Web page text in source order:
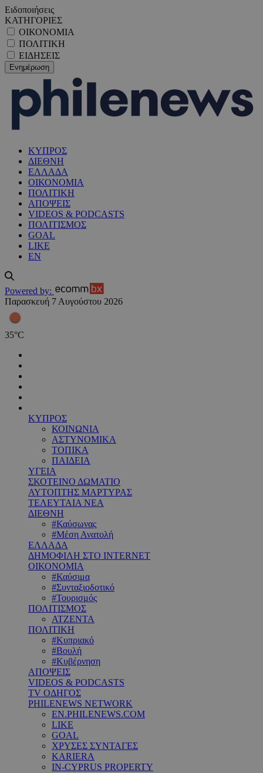
Ειδοποιήσεις
ΚΑΤΗΓΟΡΙΕΣ
ΟΙΚΟΝΟΜΙΑ
ΠΟΛΙΤΙΚΗ
ΕΙΔΗΣΕΙΣ
ΚΥΠΡΟΣ
ΔΙΕΘΝΗ
ΕΛΛΑΔΑ
ΟΙΚΟΝΟΜΙΑ
ΠΟΛΙΤΙΚΗ
ΑΠΟΨΕΙΣ
VIDEOS & PODCASTS
ΠΟΛΙΤΙΣΜΟΣ
GOAL
LIKE
EN
Powered by:
Παρασκευή 7 Αυγούστου 2026
35°C
ΚΥΠΡΟΣ
ΚΟΙΝΩΝΙΑ
ΑΣΤΥΝΟΜΙΚΑ
ΤΟΠΙΚΑ
ΠΑΙΔΕΙΑ
ΥΓΕΙΑ
ΣΚΟΤΕΙΝΟ ΔΩΜΑΤΙΟ
ΑΥΤΟΠΤΗΣ ΜΑΡΤΥΡΑΣ
ΤΕΛΕΥΤΑΙΑ ΝΕΑ
ΔΙΕΘΝΗ
#Καύσωνας
#Μέση Ανατολή
ΕΛΛΑΔΑ
ΔΗΜΟΦΙΛΗ ΣΤΟ INTERNET
ΟΙΚΟΝΟΜΙΑ
#Καύσιμα
#Συνταξιοδοτικό
#Τουρισμός
ΠΟΛΙΤΙΣΜΟΣ
ΑΤΖΕΝΤΑ
ΠΟΛΙΤΙΚΗ
#Κυπριακό
#Βουλή
#Κυβέρνηση
ΑΠΟΨΕΙΣ
VIDEOS & PODCASTS
TV ΟΔΗΓΟΣ
PHILENEWS NETWORK
EN.PHILENEWS.COM
LIKE
GOAL
ΧΡΥΣΕΣ ΣΥΝΤΑΓΕΣ
KARIERA
IN-CYPRUS PROPERTY